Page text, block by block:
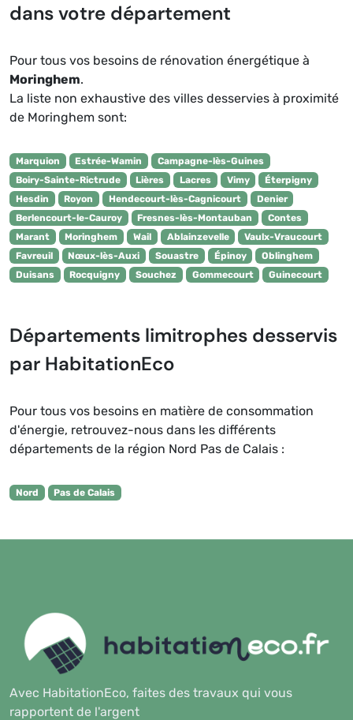
dans votre département
Pour tous vos besoins de rénovation énergétique à
Moringhem.
La liste non exhaustive des villes desservies à proximité
de Moringhem sont:
Marquion Estrée-Wamin
Campagne-lès-Guines
Boiry-Sainte-Rictrude
Lières Lacres Vimy
Éterpigny
Hesdin
Royon Hendecourt-lès-Cagnicourt
Denier
Berlencourt-le-Cauroy
Fresnes-lès-Montauban
Contes
Marant
Moringhem Wail Ablainzevelle
Vaulx-Vraucourt
Favreuil
Nœux-lès-Auxi Souastre Épinoy
Oblinghem
Duisans
Rocquigny Souchez Gommecourt Guinecourt
Départements limitrophes desservis
par HabitationEco
Pour tous vos besoins en matière de consommation
d'énergie, retrouvez-nous dans les différents
départements de la région Nord Pas de Calais :
Nord Pas de Calais
Avec HabitationEco, faites des travaux qui vous
rapportent de l'argent